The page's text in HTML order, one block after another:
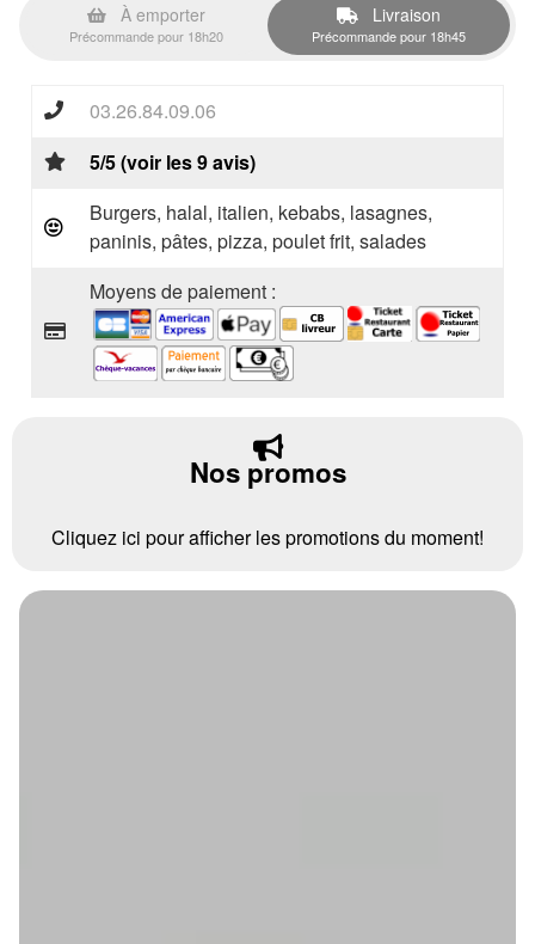
À emporter
Précommande pour 18h20
Livraison
Précommande pour 18h45
03.26.84.09.06
5/5 (voir les 9 avis)
Burgers, halal, italien, kebabs, lasagnes,
paninis, pâtes, pizza, poulet frit, salades
Moyens de paiement :
Nos promos
Cliquez ici pour afficher les promotions du moment!